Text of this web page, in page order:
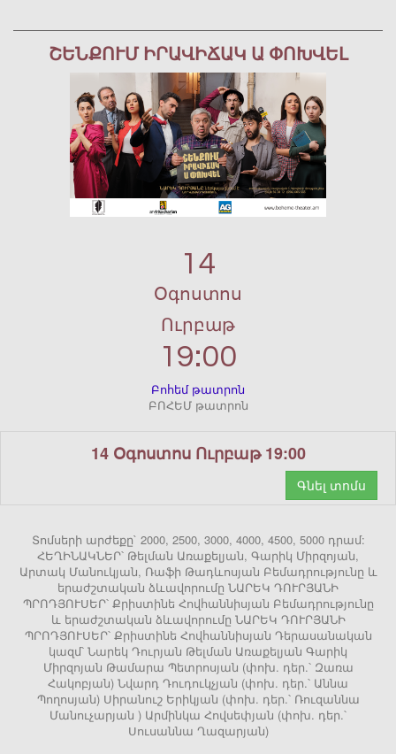
ՇԵՆՔՈՒՄ ԻՐԱՎԻՃԱԿ Ա ՓՈԽՎԵԼ
14
Օգոստոս
Ուրբաթ
19:00
Բոհեմ թատրոն
ԲՈՀԵՄ թատրոն
14 Օգոստոս Ուրբաթ 19:00
Գնել տոմս
Տոմսերի արժեքը` 2000, 2500, 3000, 4000, 4500, 5000 դրամ:
ՀԵՂԻՆԱԿՆԵՐ՝ Թելման Առաքելյան, Գարիկ Միրզոյան,
Արտակ Մանուկյան, Ռաֆի Թադևոսյան Բեմադրությունը և
երաժշտական ձևավորումը ՆԱՐԵԿ ԴՈՒՐՅԱՆԻ
ՊՐՈԴՅՈՒՍԵՐ՝ Քրիստինե Հովհաննիսյան Բեմադրությունը
և երաժշտական ձևավորումը ՆԱՐԵԿ ԴՈՒՐՅԱՆԻ
ՊՐՈԴՅՈՒՍԵՐ՝ Քրիստինե Հովհաննիսյան Դերասանական
կազմ՝ Նարեկ Դուրյան Թելման Առաքելյան Գարիկ
Միրզոյան Թամարա Պետրոսյան (փոխ. դեր.՝ Զառա
Հակոբյան) Նվարդ Դուդուկչյան (փոխ. դեր.՝ Աննա
Պողոսյան) Սիրանուշ Երիկյան (փոխ. դեր.՝ Ռուզաննա
Մանուչարյան ) Արմինկա Հովսեփյան (փոխ. դեր.՝
Սուսաննա Ղազարյան)